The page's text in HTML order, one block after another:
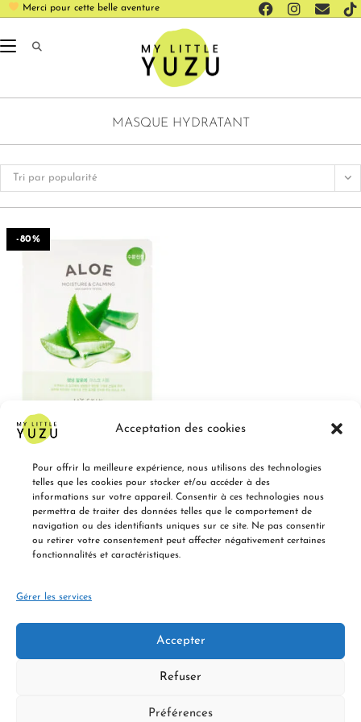
Acceptation des cookies
Pour offrir la meilleure expérience, nous utilisons des technologies
telles que les cookies pour stocker et/ou accéder à des
informations sur votre appareil. Consentir à ces technologies nous
permettra de traiter des données telles que le comportement de
navigation ou des identifiants uniques sur ce site. Ne pas consentir
ou retirer votre consentement peut affecter négativement certaines
fonctionnalités et caractéristiques.
Gérer les services
Accepter
Refuser
Préférences
Merci pour cette belle aventure
MASQUE HYDRATANT
Tri par popularité
-80%
It’s Skin – The Fresh Mask Sheet – Aloe –
1,90€ 0,38€
Ajouter au panier
CONDITIONS GÉNÉRALES DE VENTE
POLITIQUE DE CONFIDENTIALITÉ
LIVRAISON ET RETOURS
MOYENS DE PAIEMENT ACCEPTÉS
Copyright : MyLittleYuzu.com